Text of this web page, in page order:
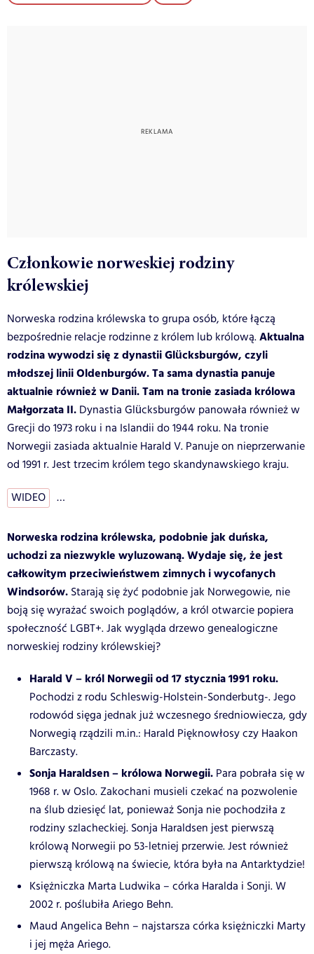
Członkowie norweskiej rodziny
królewskiej
Norweska rodzina królewska to grupa osób, które łączą
bezpośrednie relacje rodzinne z królem lub królową.Aktualna
rodzina wywodzi się z dynastii Glücksburgów, czyli
młodszej linii Oldenburgów. Ta sama dynastia panuje
aktualnie również w Danii. Tam na tronie zasiada królowa
Małgorzata II. Dynastia Glücksburgów panowała również w
Grecji do 1973 roku i na Islandii do 1944 roku. Na tronie
Norwegii zasiada aktualnie Harald V. Panuje on nieprzerwanie
od 1991 r. Jest trzecim królem tego skandynawskiego kraju.
WIDEO …
Norweska rodzina królewska, podobnie jak duńska,
uchodzi za niezwykle wyluzowaną. Wydaje się, że jest
całkowitym przeciwieństwem zimnych i wycofanych
Windsorów. Starają się żyć podobnie jak Norwegowie, nie
boją się wyrażać swoich poglądów, a król otwarcie popiera
społeczność LGBT+. Jak wygląda drzewo genealogiczne
norweskiej rodziny królewskiej?
Harald V – król Norwegii od 17 stycznia 1991 roku.
Pochodzi z rodu Schleswig-Holstein-Sonderbutg-. Jego
rodowód sięga jednak już wczesnego średniowiecza, gdy
Norwegią rządzili m.in.: Harald Pięknowłosy czy Haakon
Barczasty.
Sonja Haraldsen – królowa Norwegii. Para pobrała się w
1968 r. w Oslo. Zakochani musieli czekać na pozwolenie
na ślub dziesięć lat, ponieważ Sonja nie pochodziła z
rodziny szlacheckiej. Sonja Haraldsen jest pierwszą
królową Norwegii po 53-letniej przerwie. Jest również
pierwszą królową na świecie, która była na Antarktydzie!
Księżniczka Marta Ludwika – córka Haralda i Sonji. W
2002 r. poślubiła Ariego Behn.
Maud Angelica Behn – najstarsza córka księżniczki Marty
i jej męża Ariego.